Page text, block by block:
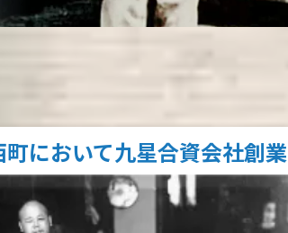
において九星合資会社創業